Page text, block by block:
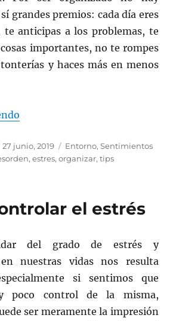
grandes premios: cada día eres
te anticipas a los problemas, te
importantes, no te rompes
y haces más en menos
Publicado
el
27 junio, 2019 Categorías
Entorno,Sentimientos
,estres,organizar,tips
el estrés
del grado de estrés y
nuestras vidas nos resulta
si sentimos que
poco control de la misma,
ser meramente la impresión